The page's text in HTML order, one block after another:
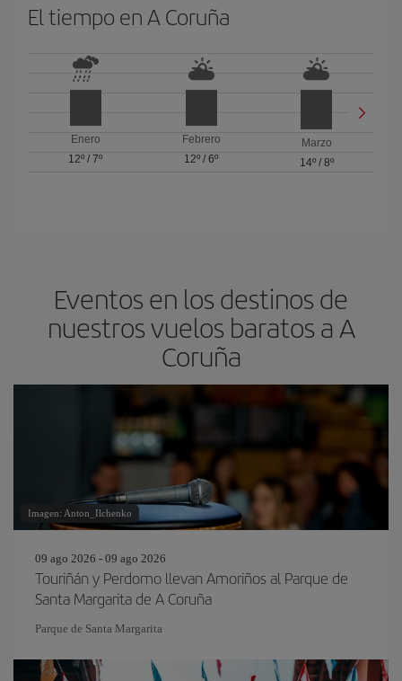
El tiempo en A Coruña
Enero
12º /7º
Febrero
12º / 6º
Marzo
14º/ 8º
Eventos en los destinos de
nuestros vuelos baratos a A
Coruña
Imagen: Anton_Ilchenko
09 ago 2026 - 09 ago 2026
Touriñán y Perdomo llevan Amoriños al Parque de
Santa Margarita de A Coruña
Parque de Santa Margarita